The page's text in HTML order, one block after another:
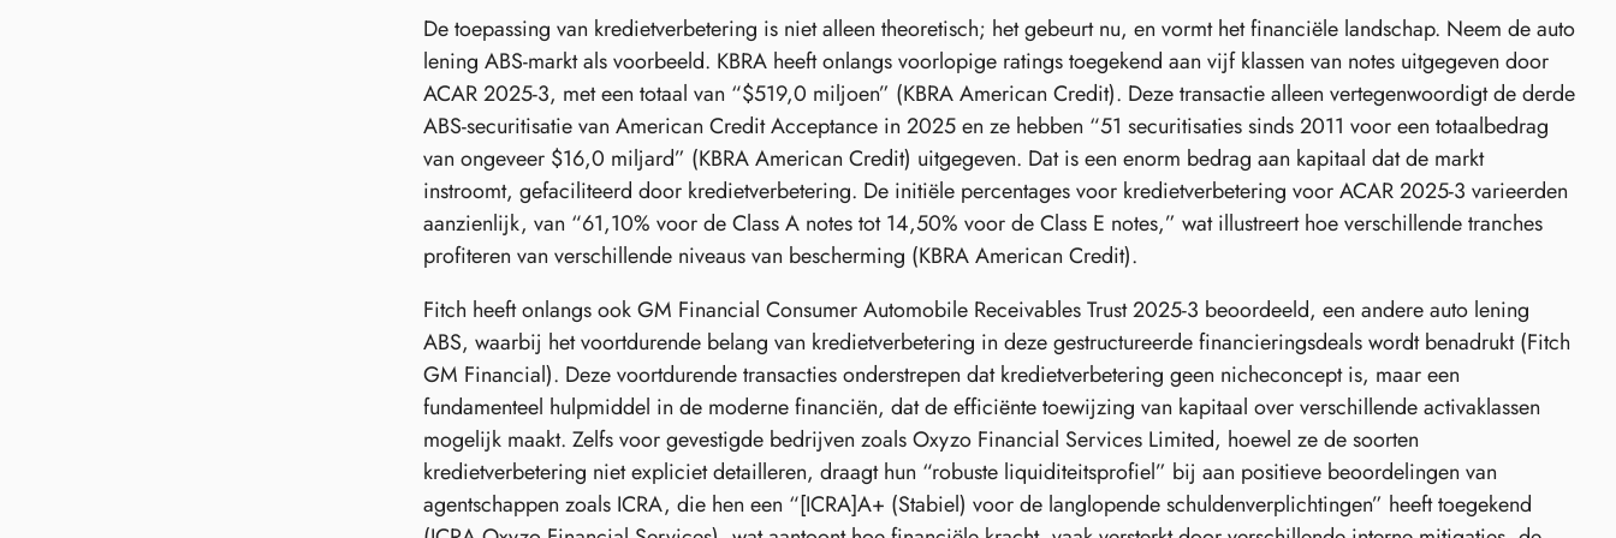
De toepassing van kredietverbetering is niet alleen theoretisch; het gebeurt nu, en vormt het financiële landschap. Neem de auto
lening ABS-markt als voorbeeld. KBRA heeft onlangs voorlopige ratings toegekend aan vijf klassen van notes uitgegeven door
ACAR 2025-3, met een totaal van “$519,0 miljoen” (KBRA American Credit). Deze transactie alleen vertegenwoordigt de derde
ABS-securitisatie van American Credit Acceptance in 2025 en ze hebben “51 securitisaties sinds 2011 voor een totaalbedrag
van ongeveer $16,0 miljard” (KBRA American Credit) uitgegeven. Dat is een enorm bedrag aan kapitaal dat de markt
instroomt, gefaciliteerd door kredietverbetering. De initiële percentages voor kredietverbetering voor ACAR 2025-3 varieerden
aanzienlijk, van “61,10% voor de Class A notes tot 14,50% voor de Class E notes,” wat illustreert hoe verschillende tranches
profiteren van verschillende niveaus van bescherming (KBRA American Credit).
Fitch heeft onlangs ook GM Financial Consumer Automobile Receivables Trust 2025-3 beoordeeld, een andere auto lening
ABS, waarbij het voortdurende belang van kredietverbetering in deze gestructureerde financieringsdeals wordt benadrukt (Fitch
GM Financial). Deze voortdurende transacties onderstrepen dat kredietverbetering geen nicheconcept is, maar een
fundamenteel hulpmiddel in de moderne financiën, dat de efficiënte toewijzing van kapitaal over verschillende activaklassen
mogelijk maakt. Zelfs voor gevestigde bedrijven zoals Oxyzo Financial Services Limited, hoewel ze de soorten
kredietverbetering niet expliciet detailleren, draagt hun “robuste liquiditeitsprofiel” bij aan positieve beoordelingen van
agentschappen zoals ICRA, die hen een “[ICRA]A+ (Stabiel) voor de langlopende schuldenverplichtingen” heeft toegekend